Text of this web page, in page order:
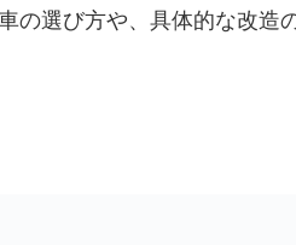
の選び方や、具体的な改